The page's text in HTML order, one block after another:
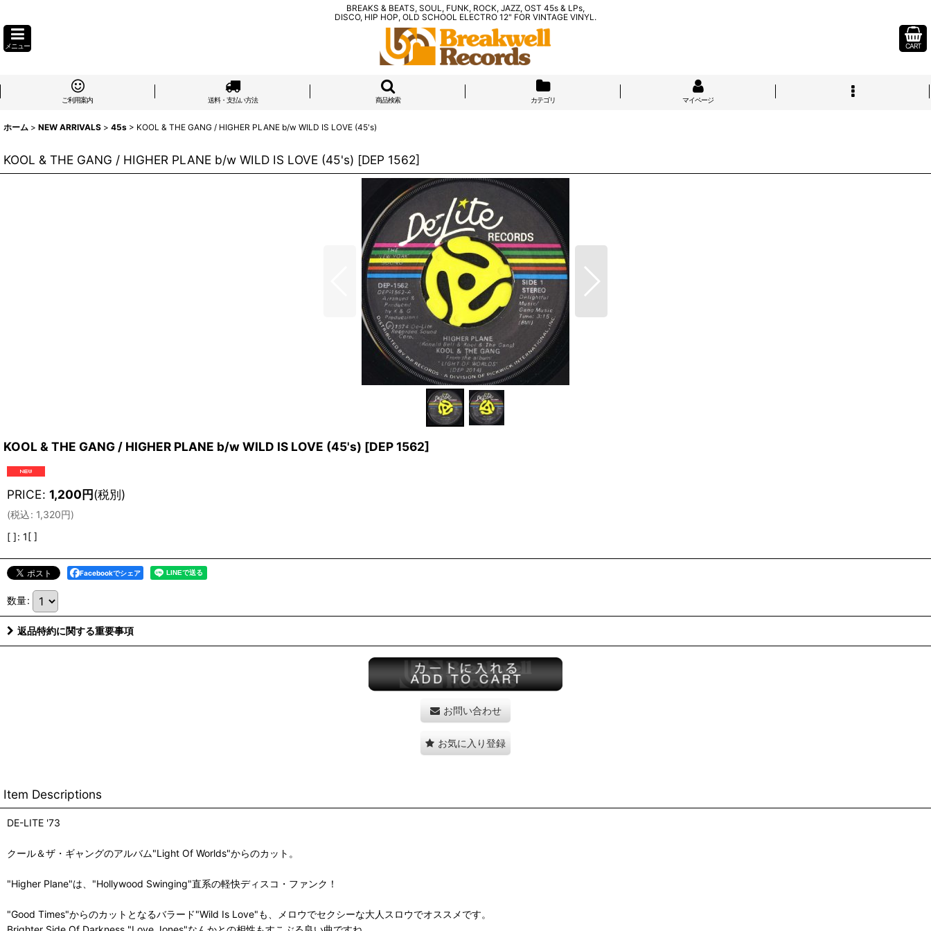
BREAKS & BEATS, SOUL, FUNK, ROCK, JAZZ, OST 45s & LPs,
DISCO, HIP HOP, OLD SCHOOL ELECTRO 12" FOR VINTAGE VINYL.
メニュー CART
ご利用案内 送料・支払い方法 商品検索 カテゴリ マイページ
ホーム > NEW ARRIVALS > 45s > KOOL & THE GANG / HIGHER PLANE b/w WILD IS LOVE (45's)
KOOL & THE GANG / HIGHER PLANE b/w WILD IS LOVE (45's) [DEP 1562]
KOOL & THE GANG / HIGHER PLANE b/w WILD IS LOVE (45's) [DEP 1562]
PRICE: 1,200円(税別)
(税込: 1,320円)
[ ]: 1[ ]
Facebookでシェア
数量:
返品特約に関する重要事項
お問い合わせ
お気に入り登録
Item Descriptions
DE-LITE '73
クール＆ザ・ギャングのアルバム"Light Of Worlds"からのカット。
"Higher Plane"は、"Hollywood Swinging"直系の軽快ディスコ・ファンク！
"Good Times"からのカットとなるバラード"Wild Is Love"も、メロウでセクシーな大人スロウでオススメです。